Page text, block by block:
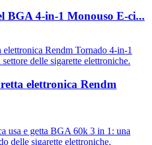
BGA 4-in-1 Monouso E-ci...
elettronica Rendm